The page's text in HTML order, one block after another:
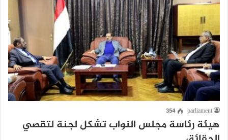
parliament
354
هيئة رئاسة مجلس النواب تشكل لجنة لتقصي